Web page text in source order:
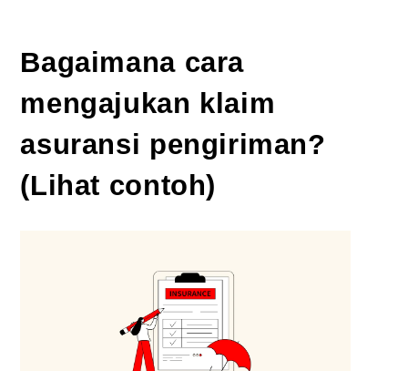
Bagaimana cara
mengajukan klaim
asuransi pengiriman?
(Lihat contoh)